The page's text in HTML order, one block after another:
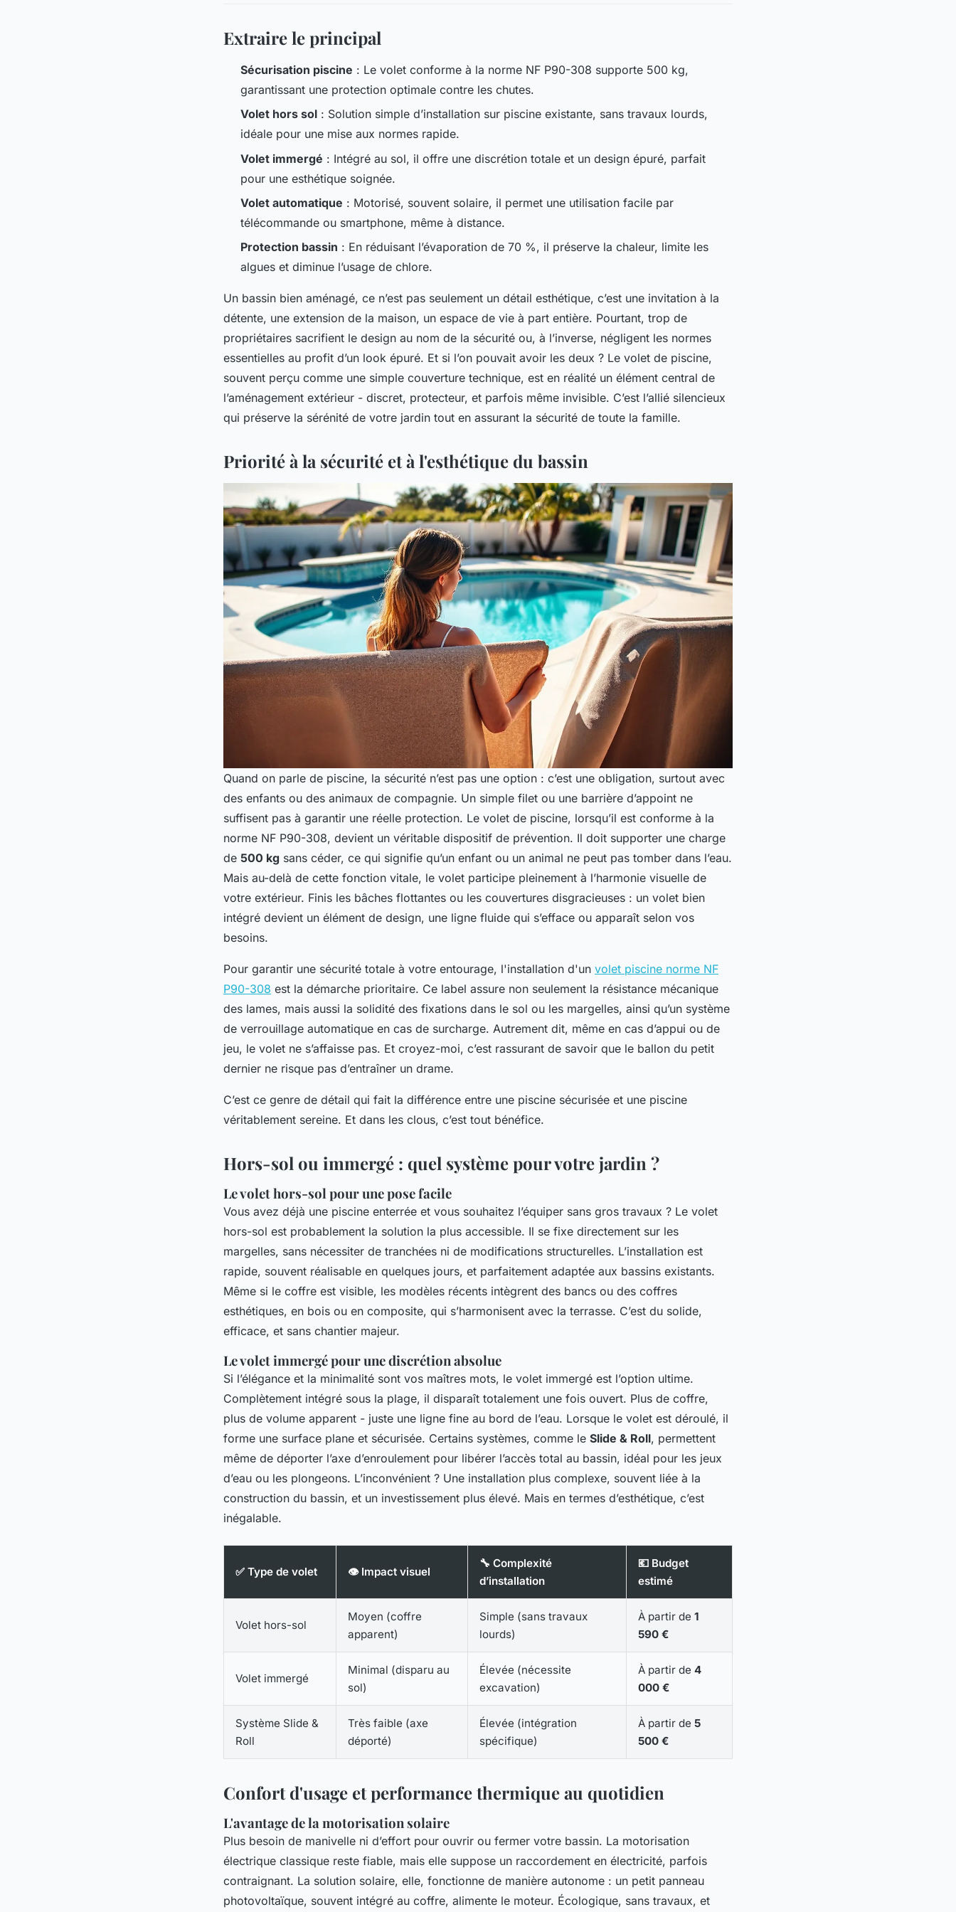
Extraire le principal
Sécurisation piscine : Le volet conforme à la norme NF P90-308 supporte 500 kg,
garantissant une protection optimale contre les chutes.
Volet hors sol : Solution simple d’installation sur piscine existante, sans travaux lourds,
idéale pour une mise aux normes rapide.
Volet immergé : Intégré au sol, il offre une discrétion totale et un design épuré, parfait
pour une esthétique soignée.
Volet automatique : Motorisé, souvent solaire, il permet une utilisation facile par
télécommande ou smartphone, même à distance.
Protection bassin : En réduisant l’évaporation de 70 %, il préserve la chaleur, limite les
algues et diminue l’usage de chlore.
Un bassin bien aménagé, ce n’est pas seulement un détail esthétique, c’est une invitation à la
détente, une extension de la maison, un espace de vie à part entière. Pourtant, trop de
propriétaires sacrifient le design au nom de la sécurité ou, à l’inverse, négligent les normes
essentielles au profit d’un look épuré. Et si l’on pouvait avoir les deux ? Le volet de piscine,
souvent perçu comme une simple couverture technique, est en réalité un élément central de
l’aménagement extérieur - discret, protecteur, et parfois même invisible. C’est l’allié silencieux
qui préserve la sérénité de votre jardin tout en assurant la sécurité de toute la famille.
Priorité à la sécurité et à l'esthétique du bassin
Quand on parle de piscine, la sécurité n’est pas une option : c’est une obligation, surtout avec
des enfants ou des animaux de compagnie. Un simple filet ou une barrière d’appoint ne
suffisent pas à garantir une réelle protection. Le volet de piscine, lorsqu’il est conforme à la
norme NF P90-308, devient un véritable dispositif de prévention. Il doit supporter une charge
de 500 kg sans céder, ce qui signifie qu’un enfant ou un animal ne peut pas tomber dans l’eau.
Mais au-delà de cette fonction vitale, le volet participe pleinement à l’harmonie visuelle de
votre extérieur. Finis les bâches flottantes ou les couvertures disgracieuses : un volet bien
intégré devient un élément de design, une ligne fluide qui s’efface ou apparaît selon vos
besoins.
Pour garantir une sécurité totale à votre entourage, l'installation d'un volet piscine norme NF
P90-308 est la démarche prioritaire. Ce label assure non seulement la résistance mécanique
des lames, mais aussi la solidité des fixations dans le sol ou les margelles, ainsi qu’un système
de verrouillage automatique en cas de surcharge. Autrement dit, même en cas d’appui ou de
jeu, le volet ne s’affaisse pas. Et croyez-moi, c’est rassurant de savoir que le ballon du petit
dernier ne risque pas d’entraîner un drame.
C’est ce genre de détail qui fait la différence entre une piscine sécurisée et une piscine
véritablement sereine. Et dans les clous, c’est tout bénéfice.
Hors-sol ou immergé : quel système pour votre jardin ?
Le volet hors-sol pour une pose facile
Vous avez déjà une piscine enterrée et vous souhaitez l’équiper sans gros travaux ? Le volet
hors-sol est probablement la solution la plus accessible. Il se fixe directement sur les
margelles, sans nécessiter de tranchées ni de modifications structurelles. L’installation est
rapide, souvent réalisable en quelques jours, et parfaitement adaptée aux bassins existants.
Même si le coffre est visible, les modèles récents intègrent des bancs ou des coffres
esthétiques, en bois ou en composite, qui s’harmonisent avec la terrasse. C’est du solide,
efficace, et sans chantier majeur.
Le volet immergé pour une discrétion absolue
Si l’élégance et la minimalité sont vos maîtres mots, le volet immergé est l’option ultime.
Complètement intégré sous la plage, il disparaît totalement une fois ouvert. Plus de coffre,
plus de volume apparent - juste une ligne fine au bord de l’eau. Lorsque le volet est déroulé, il
forme une surface plane et sécurisée. Certains systèmes, comme le Slide & Roll, permettent
même de déporter l’axe d’enroulement pour libérer l’accès total au bassin, idéal pour les jeux
d’eau ou les plongeons. L’inconvénient ? Une installation plus complexe, souvent liée à la
construction du bassin, et un investissement plus élevé. Mais en termes d’esthétique, c’est
inégalable.
✅ Type de volet 👁️ Impact visuel
🔧 Complexité
d’installation
💶 Budget
estimé
Volet hors-sol
Moyen (coffre
apparent)
Simple (sans travaux
lourds)
À partir de 1
590 €
Volet immergé
Minimal (disparu au
sol)
Élevée (nécessite
excavation)
À partir de 4
000 €
Système Slide &
Roll
Très faible (axe
déporté)
Élevée (intégration
spécifique)
À partir de 5
500 €
Confort d'usage et performance thermique au quotidien
L'avantage de la motorisation solaire
Plus besoin de manivelle ni d’effort pour ouvrir ou fermer votre bassin. La motorisation
électrique classique reste fiable, mais elle suppose un raccordement en électricité, parfois
contraignant. La solution solaire, elle, fonctionne de manière autonome : un petit panneau
photovoltaïque, souvent intégré au coffre, alimente le moteur. Écologique, sans travaux, et